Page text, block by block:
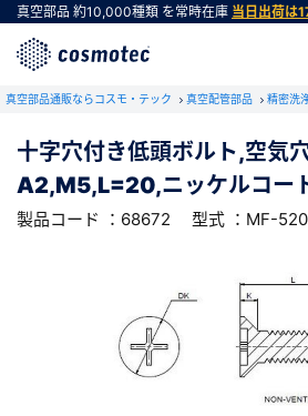
真空部品 約10,000種類 を常時在庫 当日出荷は
真空部品通販ならコスモ・テック 真空配管部品 精密洗
十字穴付き低頭ボルト,空気
A2,M5,L=20,ニッケルコー
製品コード ：68672 型式 ：MF-
RoHS2適合報告書のダ
下記製品のRoHS2適合報告書のダウン
十字穴付き低頭ボルト,空気穴なし
A2,M5,L=20,ニッケルコート
型式 ：MF-520-NK 製品コード ：68672
必須
会員登録がお済みで
会員登録をすれば、便利な機能